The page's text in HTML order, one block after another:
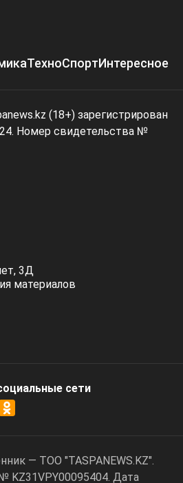
ТехноСпортИнтересное
(18+) зарегистрирован
Номер свидетельства №
3Д
материалов
cети
— ТОО "TASPANEWS.KZ".
KZ31VPY00095404. Дата